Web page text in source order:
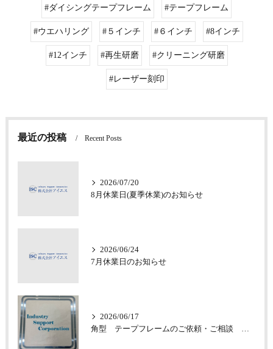
#ダイシングテープフレーム #テープフレーム
#ウエハリング #５インチ #６インチ #8インチ
#12インチ #再生研磨 #クリーニング研磨
#レーザー刻印
最近の投稿 Recent Posts
2026/07/20
8月休業日(夏季休業)のお知らせ
2026/06/24
7月休業日のお知らせ
2026/06/17
角型 テープフレームのご依頼・ご相談 承っております